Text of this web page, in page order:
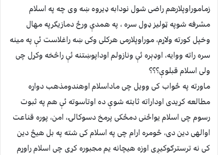
زماموراوپلارهم راضی شول نودابه ډیروه ښه وی چه په اسلام
مشرفه شوپه ټولیز ډول سره ، په همدې ورځ دمازیګرپه مهال
وخپل کورته ولاړم، موراوپلارمی هرکلی وکی ښه راغلاست ئې په مینه
سره راته ووایه، اوډېره ئې ونازولم اوداپوښتنه ئې راڅخه وکړل چی
ولی اسلام قبلوې؟؟؟
ماورته په ځواب کی وویل چی ماداسلام اوهندومذهب دواړه
مطالعه کړیدی اوداراته ثابته شوې ده اوتاسوته ئې هم په ثبوت
رسوم چی اسلام یواځنی دمځکی پرمخ دسوکالۍ، امن، پوره قناعت
اوالهی دین دی، څومره ارام چی په اسلام کی شته په بل هیڅ دین
کی نه ترسترګوکیږی اوزه هیچانه یم مجبوره کړی چی اسلام راوړم